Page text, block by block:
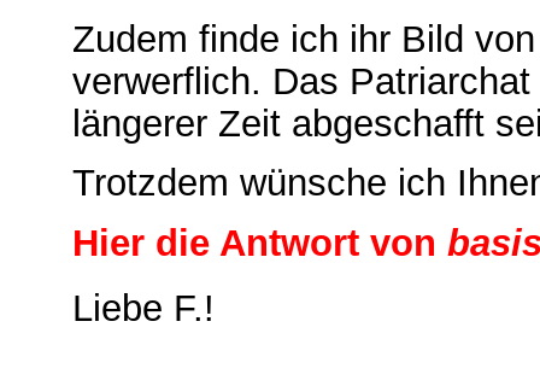
Zudem finde ich ihr Bild
verwerflich. Das
längerer Zeit abgeschafft
Trotzdem wünsche ich
Hier die Antwort von
Liebe F.!